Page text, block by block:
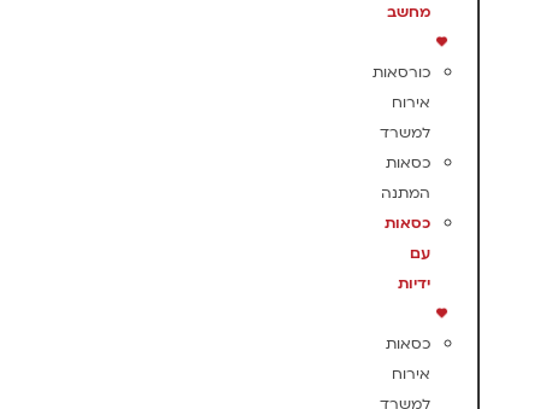
מחשב
כורסאות
אירוח
למשרד
כסאות
המתנה
כסאות
עם
ידיות
כסאות
אירוח
למשרד